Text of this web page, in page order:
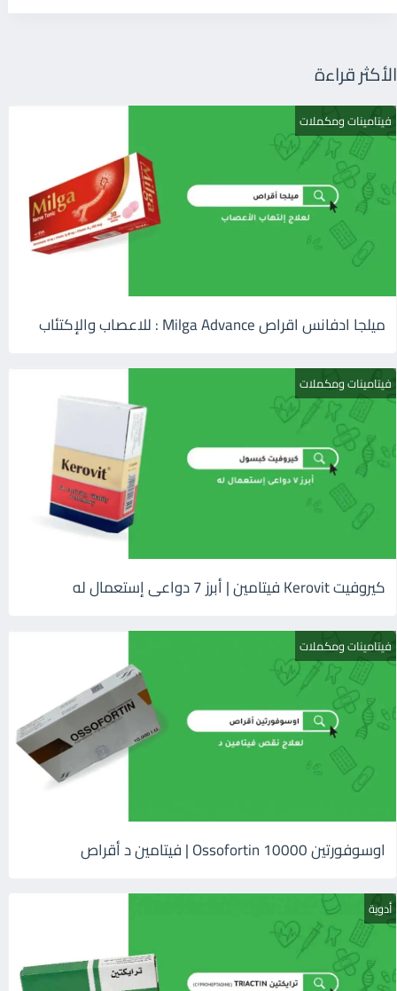
الأكثر قراءة
فيتامينات ومكملات
ميلجا ادفانس اقراص Milga Advance : للاعصاب والإكتئاب
فيتامينات ومكملات
كيروفيت Kerovit فيتامين | أبرز 7 دواعى إستعمال له
فيتامينات ومكملات
اوسوفورتين 10000 Ossofortin | فيتامين د أقراص
أدوية